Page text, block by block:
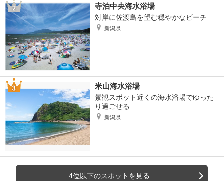
寺泊中央海水浴場
対岸に佐渡島を望む穏やかなビーチ
新潟県
米山海水浴場
景観スポット近くの海水浴場でゆった
り過ごせる
新潟県
4位以下のスポットを見る